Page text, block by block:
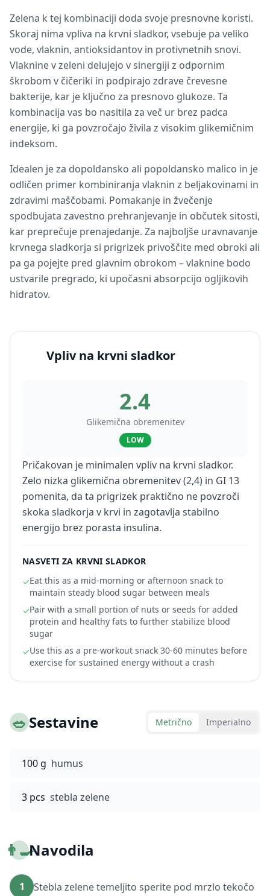
Zelena k tej kombinaciji doda svoje presnovne koristi.
Skoraj nima vpliva na krvni sladkor, vsebuje pa veliko
vode, vlaknin, antioksidantov in protivnetnih snovi.
Vlaknine v zeleni delujejo v sinergiji z odpornim
škrobom v čičeriki in podpirajo zdrave črevesne
bakterije, kar je ključno za presnovo glukoze. Ta
kombinacija vas bo nasitila za več ur brez padca
energije, ki ga povzročajo živila z visokim glikemičnim
indeksom.
Idealen je za dopoldansko ali popoldansko malico in je
odličen primer kombiniranja vlaknin z beljakovinami in
zdravimi maščobami. Pomakanje in žvečenje
spodbujata zavestno prehranjevanje in občutek sitosti,
kar preprečuje prenajedanje. Za najboljše uravnavanje
krvnega sladkorja si prigrizek privoščite med obroki ali
pa ga pojejte pred glavnim obrokom – vlaknine bodo
ustvarile pregrado, ki upočasni absorpcijo ogljikovih
hidratov.
Vpliv na krvni sladkor
2.4
Glikemična obremenitev
LOW
Pričakovan je minimalen vpliv na krvni sladkor.
Zelo nizka glikemična obremenitev (2,4) in GI 13
pomenita, da ta prigrizek praktično ne povzroči
skoka sladkorja v krvi in zagotavlja stabilno
energijo brez porasta insulina.
NASVETI ZA KRVNI SLADKOR
✓Eat this as a mid-morning or afternoon snack to
maintain steady blood sugar between meals
✓Pair with a small portion of nuts or seeds for added
protein and healthy fats to further stabilize blood
sugar
✓Use this as a pre-workout snack 30-60 minutes before
exercise for sustained energy without a crash
🥗Sestavine Metrično Imperialno
100 g humus
3 pcs stebla zelene
👨‍🍳Navodila
1 Stebla zelene temeljito sperite pod mrzlo tekočo